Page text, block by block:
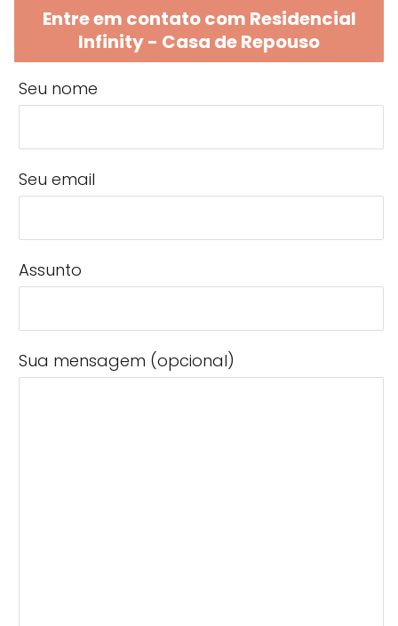
Entre em contato com Residencial
Infinity - Casa de Repouso
Seu nome
Seu email
Assunto
Sua mensagem (opcional)